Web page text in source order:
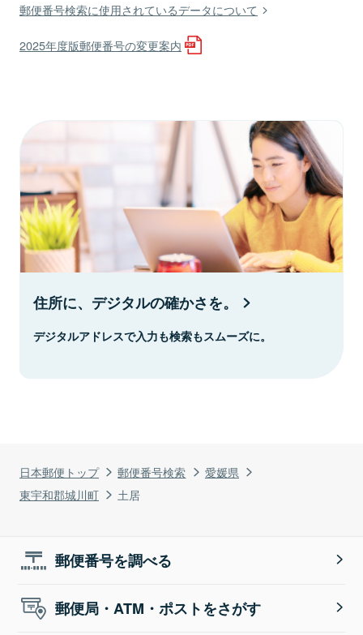
日本郵便トップ 郵便番号検索
愛媛県
東宇和郡城川町
土居
郵便番号検索に使用されているデータについて
2025年度版郵便番号の変更案内
住所に、デジタルの確かさを。
デジタルアドレスで入力も検索もスムーズに。
郵便番号を調べる
郵便局・ATM・ポストをさがす